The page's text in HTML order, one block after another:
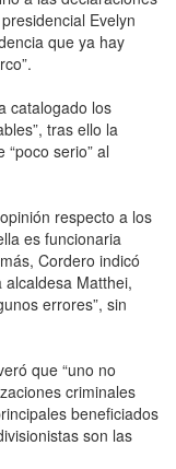
Evelyn
que ya hay
catalogado los
tras ello la
serio” al
respecto a los
es funcionaria
Cordero indicó
Matthei,
errores”, sin
que “uno no
criminales
beneficiados
son las